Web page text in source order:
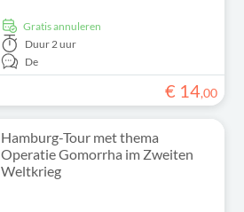
Gratis annuleren
Duur 2 uur
De
€ 14,00
Hamburg-Tour met thema
Operatie Gomorrha im Zweiten
Weltkrieg